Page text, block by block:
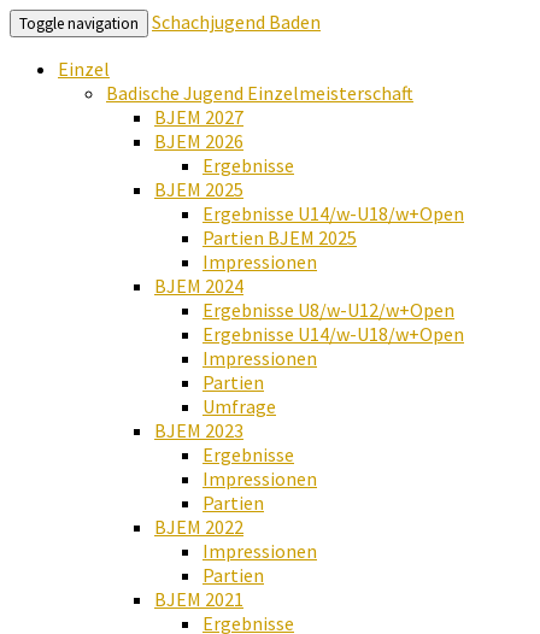
Toggle navigation
Schachjugend Baden
Einzel
Badische Jugend Einzelmeisterschaft
BJEM 2027
BJEM 2026
Ergebnisse
BJEM 2025
Ergebnisse U14/w-U18/w+Open
Partien BJEM 2025
Impressionen
BJEM 2024
Ergebnisse U8/w-U12/w+Open
Ergebnisse U14/w-U18/w+Open
Impressionen
Partien
Umfrage
BJEM 2023
Ergebnisse
Impressionen
Partien
BJEM 2022
Impressionen
Partien
BJEM 2021
Ergebnisse